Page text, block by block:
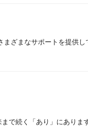
ざまなサポートを提供
で続く「あり」にあります